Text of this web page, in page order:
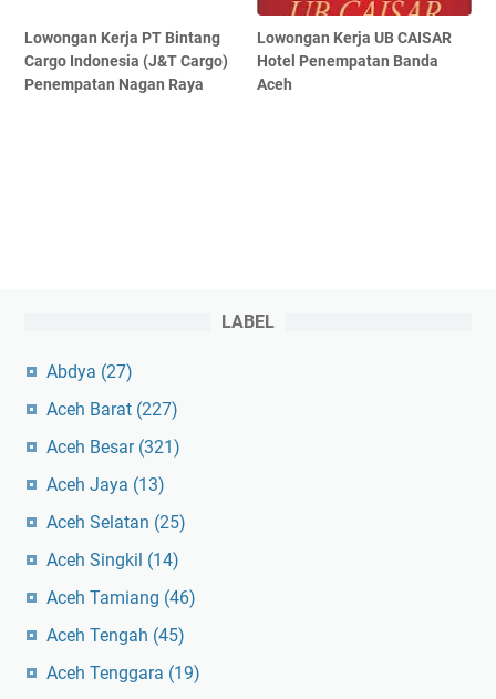
Lowongan Kerja PT Bintang
Cargo Indonesia (J&T Cargo)
Penempatan Nagan Raya
Lowongan Kerja UB CAISAR
Hotel Penempatan Banda
Aceh
LABEL
Abdya (27)
Aceh Barat (227)
Aceh Besar (321)
Aceh Jaya (13)
Aceh Selatan (25)
Aceh Singkil (14)
Aceh Tamiang (46)
Aceh Tengah (45)
Aceh Tenggara (19)